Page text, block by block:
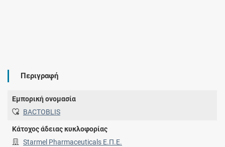
Περιγραφή
Εμπορική ονομασία
BACTOBLIS
Κάτοχος άδειας κυκλοφορίας
Starmel Pharmaceuticals Ε.Π.Ε.